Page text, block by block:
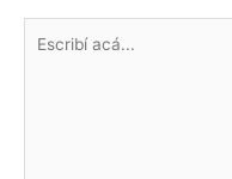
acá...